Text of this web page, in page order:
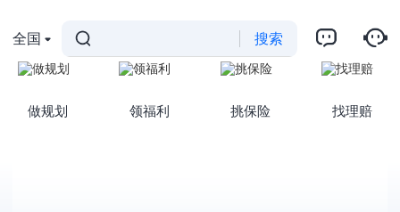
全国 搜索
做规划 领福利 挑保险 找理赔